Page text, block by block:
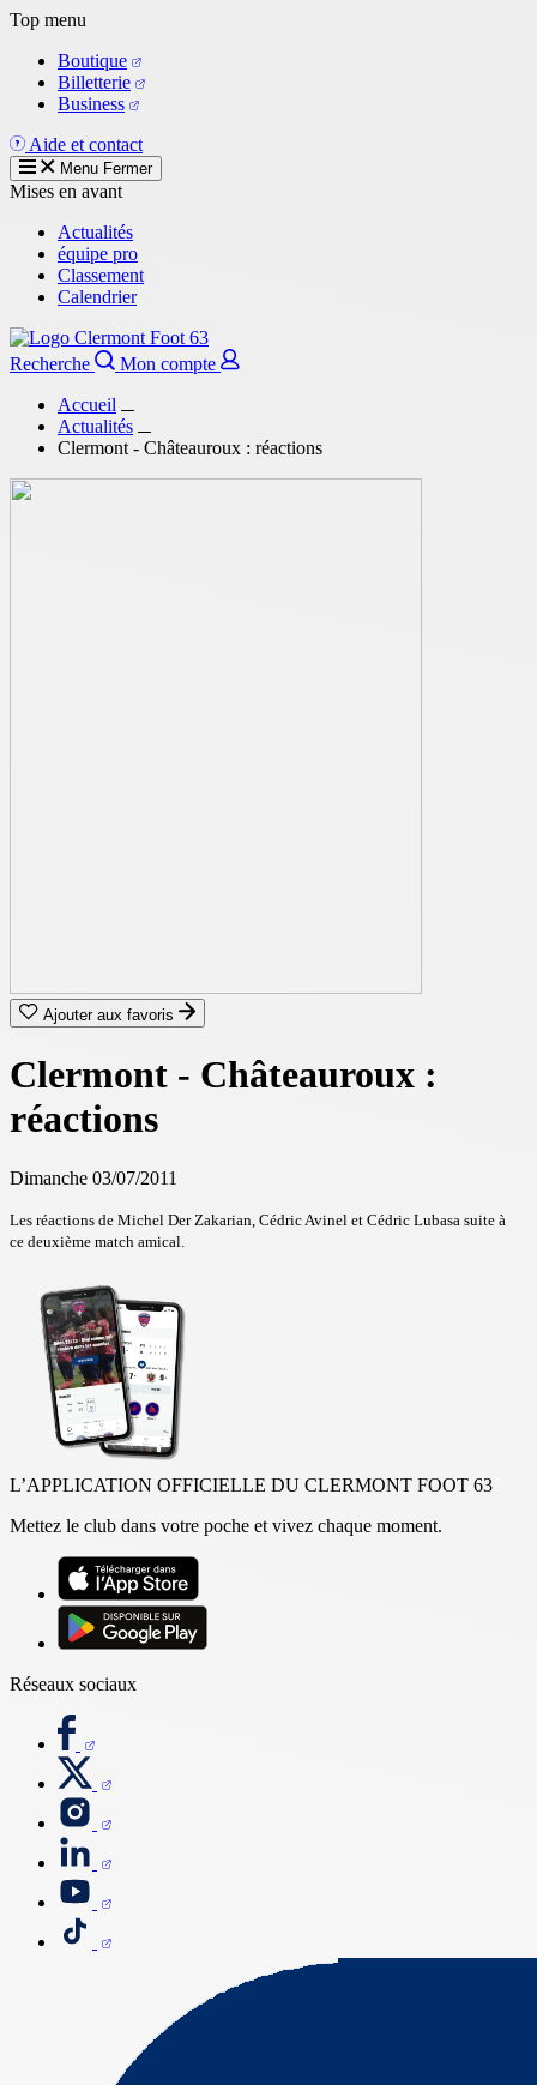
Aller
contenu
principal
Top menu
Boutique
Billetterie
Business
Aide et contact
Menu Fermer
Mises en avant
Actualités
équipe pro
Classement
Calendrier
Recherche
Mon compte
Accueil
Actualités
Clermont - Châteauroux : réactions
Ajouter aux favoris
Clermont - Châteauroux :
réactions
Dimanche 03/07/2011
Les réactions de Michel Der Zakarian, Cédric Avinel et Cédric Lubasa suite à
ce deuxième match amical.
L’APPLICATION OFFICIELLE DU CLERMONT FOOT 63
Mettez le club dans votre poche et vivez chaque moment.
Réseaux sociaux